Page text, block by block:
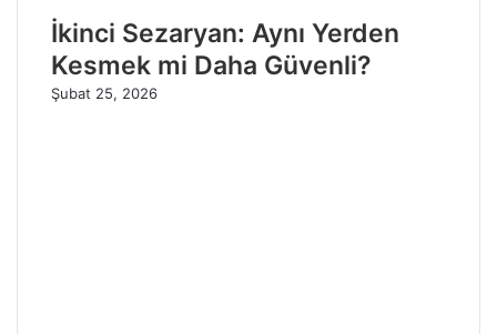
İkinci Sezaryan: Aynı Yerden
Kesmek mi Daha Güvenli?
Şubat 25, 2026